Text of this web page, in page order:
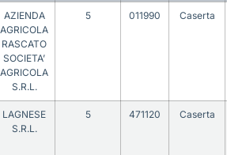
AZIENDA
AGRICOLA
RASCATO
SOCIETA’
AGRICOLA
S.R.L.
5 011990 Caserta
LAGNESE
S.R.L.
5 471120 Caserta